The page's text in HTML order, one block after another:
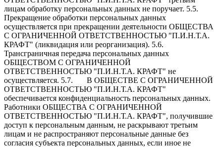
лицам обработку персональных данных не поручает. 5.5.
Прекращение обработки персональных данных
осуществляется при прекращении деятельности ОБЩЕСТВА
С ОГРАНИЧЕННОЙ ОТВЕТСТВЕННОСТЬЮ "П.И.Н.Т.А.
КРАФТ" (ликвидация или реорганизация). 5.6.
Трансграничная передача персональных данных
ОБЩЕСТВОМ С ОГРАНИЧЕННОЙ
ОТВЕТСТВЕННОСТЬЮ "П.И.Н.Т.А. КРАФТ" не
осуществляется. 5.7. В ОБЩЕСТВЕ С ОГРАНИЧЕННОЙ
ОТВЕТСТВЕННОСТЬЮ "П.И.Н.Т.А. КРАФТ"
обеспечивается конфиденциальность персональных данных.
Работники ОБЩЕСТВА С ОГРАНИЧЕННОЙ
ОТВЕТСТВЕННОСТЬЮ "П.И.Н.Т.А. КРАФТ", получившие
доступ к персональным данным, не раскрывают третьим
лицам и не распространяют персональные данные без
согласия субъекта персональных данных, если иное не